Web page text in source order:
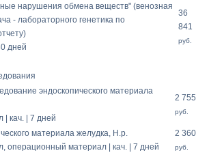
нарушения обмена веществ" (венозная
- лабораторного генетика по
дней
36
841
руб.
эндоскопического материала
кач. | 7 дней
2 755
руб.
материала желудка, H.p.
операционный материал | кач. | 7 дней
2 360
руб.